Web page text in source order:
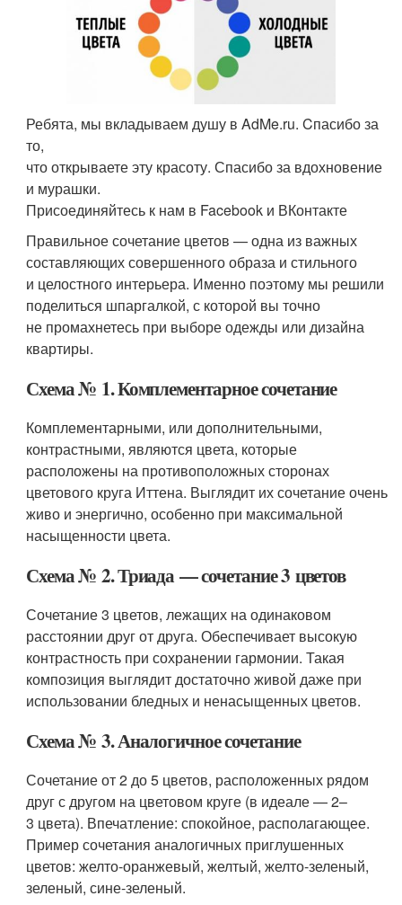
Ребята, мы вкладываем душу в AdMe.ru. Cпасибо за
то,
что открываете эту красоту. Спасибо за вдохновение
и мурашки.
Присоединяйтесь к нам в Facebook и ВКонтакте
Правильное сочетание цветов — одна из важных
составляющих совершенного образа и стильного
и целостного интерьера. Именно поэтому мы решили
поделиться шпаргалкой, с которой вы точно
не промахнетесь при выборе одежды или дизайна
квартиры.
Схема № 1. Комплементарное сочетание
Комплементарными, или дополнительными,
контрастными, являются цвета, которые
расположены на противоположных сторонах
цветового круга Иттена. Выглядит их сочетание очень
живо и энергично, особенно при максимальной
насыщенности цвета.
Схема № 2. Триада — сочетание 3 цветов
Сочетание 3 цветов, лежащих на одинаковом
расстоянии друг от друга. Обеспечивает высокую
контрастность при сохранении гармонии. Такая
композиция выглядит достаточно живой даже при
использовании бледных и ненасыщенных цветов.
Схема № 3. Аналогичное сочетание
Сочетание от 2 до 5 цветов, расположенных рядом
друг с другом на цветовом круге (в идеале — 2–
3 цвета). Впечатление: спокойное, располагающее.
Пример сочетания аналогичных приглушенных
цветов: желто-оранжевый, желтый, желто-зеленый,
зеленый, сине-зеленый.